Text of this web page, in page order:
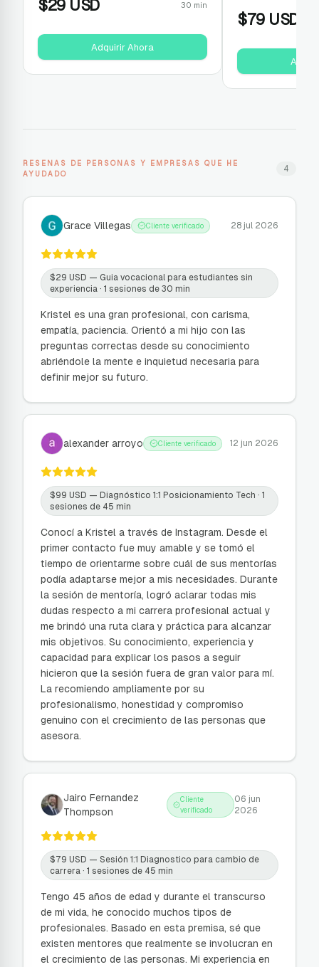
$29USD 30 min
Adquirir Ahora
$79USD
RESENAS DE PERSONAS Y EMPRESAS QUE HE
AYUDADO
4
Grace Villegas Cliente verificado 28 jul 2026
$29 USD — Guia vocacional para estudiantes sin
experiencia · 1 sesiones de 30 min
Kristel es una gran profesional, con carisma,
empatía, paciencia. Orientó a mi hijo con las
preguntas correctas desde su conocimiento
abriéndole la mente e inquietud necesaria para
definir mejor su futuro.
alexander arroyo Cliente verificado 12 jun 2026
$99 USD — Diagnóstico 1:1 Posicionamiento Tech · 1
sesiones de 45 min
Conocí a Kristel a través de Instagram. Desde el
primer contacto fue muy amable y se tomó el
tiempo de orientarme sobre cuál de sus mentorías
podía adaptarse mejor a mis necesidades. Durante
la sesión de mentoría, logró aclarar todas mis
dudas respecto a mi carrera profesional actual y
me brindó una ruta clara y práctica para alcanzar
mis objetivos. Su conocimiento, experiencia y
capacidad para explicar los pasos a seguir
hicieron que la sesión fuera de gran valor para mí.
La recomiendo ampliamente por su
profesionalismo, honestidad y compromiso
genuino con el crecimiento de las personas que
asesora.
Jairo Fernandez
Thompson
Cliente
verificado
06 jun
2026
$79 USD — Sesión 1:1 Diagnostico para cambio de
carrera · 1 sesiones de 45 min
Tengo 45 años de edad y durante el transcurso
de mi vida, he conocido muchos tipos de
profesionales. Basado en esta premisa, sé que
existen mentores que realmente se involucran en
el crecimiento de las personas. Mi experiencia en